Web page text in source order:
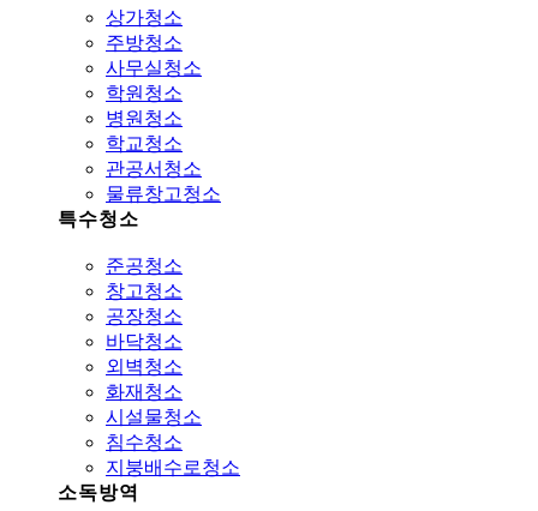
상가청소
주방청소
사무실청소
학원청소
병원청소
학교청소
관공서청소
물류창고청소
특수청소
준공청소
창고청소
공장청소
바닥청소
외벽청소
화재청소
시설물청소
침수청소
지붕배수로청소
소독방역